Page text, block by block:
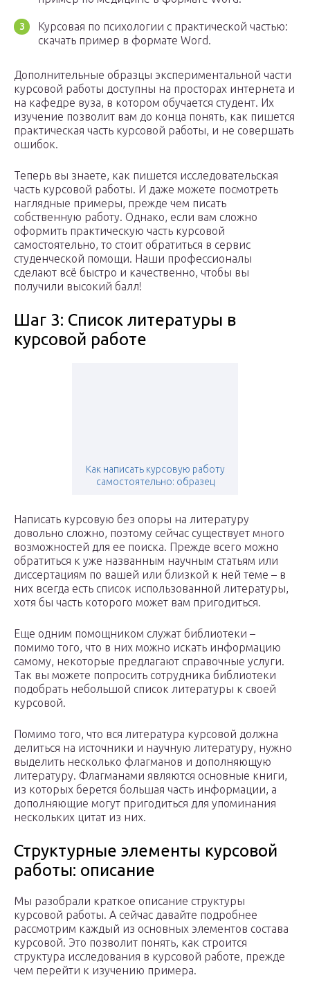
Курсовая по психологии с практической частью:
скачать пример в формате Word.
Дополнительные образцы экспериментальной части
курсовой работы доступны на просторах интернета и
на кафедре вуза, в котором обучается студент. Их
изучение позволит вам до конца понять, как пишется
практическая часть курсовой работы, и не совершать
ошибок.
Теперь вы знаете, как пишется исследовательская
часть курсовой работы. И даже можете посмотреть
наглядные примеры, прежде чем писать
собственную работу. Однако, если вам сложно
оформить практическую часть курсовой
самостоятельно, то стоит обратиться в сервис
студенческой помощи. Наши профессионалы
сделают всё быстро и качественно, чтобы вы
получили высокий балл!
Шаг 3: Список литературы в
курсовой работе
Как написать курсовую работу
самостоятельно: образец
Написать курсовую без опоры на литературу
довольно сложно, поэтому сейчас существует много
возможностей для ее поиска. Прежде всего можно
обратиться к уже названным научным статьям или
диссертациям по вашей или близкой к ней теме – в
них всегда есть список использованной литературы,
хотя бы часть которого может вам пригодиться.
Еще одним помощником служат библиотеки –
помимо того, что в них можно искать информацию
самому, некоторые предлагают справочные услуги.
Так вы можете попросить сотрудника библиотеки
подобрать небольшой список литературы к своей
курсовой.
Помимо того, что вся литература курсовой должна
делиться на источники и научную литературу, нужно
выделить несколько флагманов и дополняющую
литературу. Флагманами являются основные книги,
из которых берется большая часть информации, а
дополняющие могут пригодиться для упоминания
нескольких цитат из них.
Структурные элементы курсовой
работы: описание
Мы разобрали краткое описание структуры
курсовой работы. А сейчас давайте подробнее
рассмотрим каждый из основных элементов состава
курсовой. Это позволит понять, как строится
структура исследования в курсовой работе, прежде
чем перейти к изучению примера.